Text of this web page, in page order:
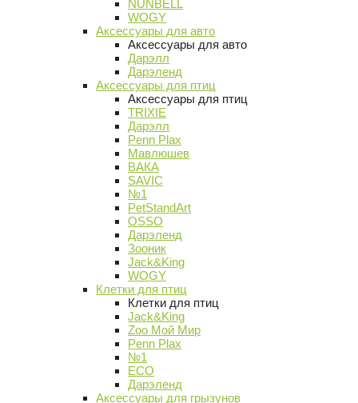
NUNBELL
WOGY
Аксессуары для авто
Аксессуары для авто
Дарэлл
Дарэленд
Аксессуары для птиц
Аксессуары для птиц
TRIXIE
Дарэлл
Penn Plax
Мавлюшев
ВАКА
SAVIC
№1
PetStandArt
OSSO
Дарэленд
Зооник
Jack&King
WOGY
Клетки для птиц
Клетки для птиц
Jack&King
Zoo Мой Мир
Penn Plax
№1
ECO
Дарэленд
Аксессуары для грызунов